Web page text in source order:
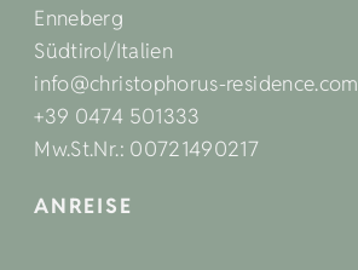
Enneberg
Südtirol/Italien
info@christophorus-residence.com
+39 0474 501333
Mw.St.Nr.: 00721490217
ANREISE